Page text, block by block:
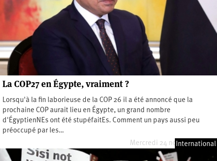
La COP27 en Égypte, vraiment ?
Lorsqu'à la fin laborieuse de la COP 26 il a été annoncé que la
prochaine COP aurait lieu en Égypte, un grand nombre
d'ÉgyptienNEs ont été stupéfaitEs. Comment un pays aussi peu
préoccupé par les…
Mercredi 24 novembre 2021
International